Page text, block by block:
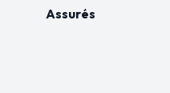
Assurés